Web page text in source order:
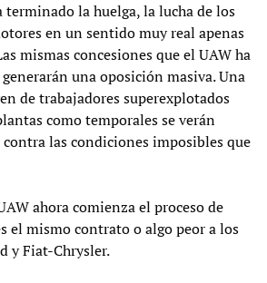
terminado la huelga, la lucha de los
en un sentido muy real apenas
mismas concesiones que el UAW ha
una oposición masiva. Una
de trabajadores superexplotados
como temporales se verán
las condiciones imposibles que
ahora comienza el proceso de
el mismo contrato o algo peor a los
y Fiat-Chrysler.